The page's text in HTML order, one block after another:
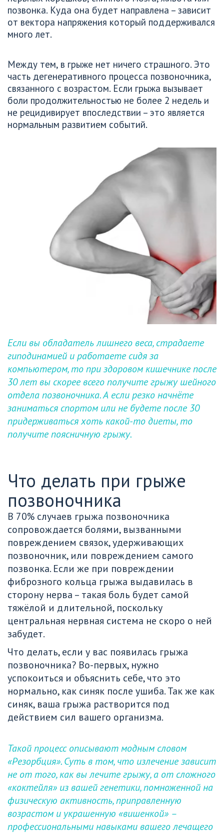
позвонка. Куда она будет направлена – зависит
от вектора напряжения который поддерживался
много лет.
Между тем, в грыже нет ничего страшного. Это
часть дегенеративного процесса позвоночника,
связанного с возрастом. Если грыжа вызывает
боли продолжительностью не более 2 недель и
не рецидивирует впоследствии – это является
нормальным развитием событий.
Если вы обладатель лишнего веса, страдаете
гиподинамией и работаете сидя за
компьютером, то при здоровом кишечнике после
30 лет вы скорее всего получите грыжу шейного
отдела позвоночника. А если резко начнёте
заниматься спортом или не будете после 30
придерживаться хоть какой-то диеты, то
получите поясничную грыжу.
Что делать при грыже
позвоночника
В 70% случаев грыжа позвоночника
сопровождается болями, вызванными
повреждением связок, удерживающих
позвоночник, или повреждением самого
позвонка. Если же при повреждении
фиброзного кольца грыжа выдавилась в
сторону нерва – такая боль будет самой
тяжёлой и длительной, поскольку
центральная нервная система не скоро о ней
забудет.
Что делать, если у вас появилась грыжа
позвоночника? Во-первых, нужно
успокоиться и объяснить себе, что это
нормально, как синяк после ушиба. Так же как
синяк, ваша грыжа растворится под
действием сил вашего организма.
Такой процесс описывают модным словом
«Резорбция». Суть в том, что излечение зависит
не от того, как вы лечите грыжу, а от сложного
«коктейля» из вашей генетики, помноженной на
физическую активность, приправленную
возрастом и украшенную «вишенкой» –
профессиональными навыками вашего лечащего